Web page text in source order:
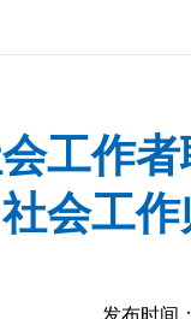
工作
会工
发布时间